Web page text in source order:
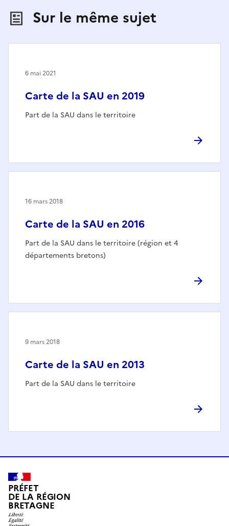
Sur le même sujet
Carte de la SAU en 2019
Part de la SAU dans le territoire
6 mai 2021
Carte de la SAU en 2016
Part de la SAU dans le territoire (région et 4
départements bretons)
16 mars 2018
Carte de la SAU en 2013
Part de la SAU dans le territoire
9 mars 2018
PRÉFET
DE LA RÉGION
BRETAGNE